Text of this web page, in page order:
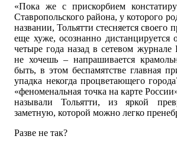
«Пока же с прискорбием
Ставропольского района, у которого
названии, Тольятти стесняется своего
еще хуже, осознанно дистанцируется
четыре года назад в сетевом
не хочешь – напрашивается
быть, в этом беспамятстве главная
упадка некогда процветающего
«феноменальная точка на карте
называли Тольятти, из яркой
заметную, которой можно легко
Разве не так?